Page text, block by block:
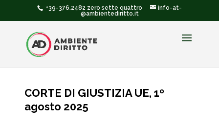
+39-376.2482 zero sette quattro
info-at-
@ambientediritto.it
CORTE DI GIUSTIZIA UE, 1º
agosto 2025